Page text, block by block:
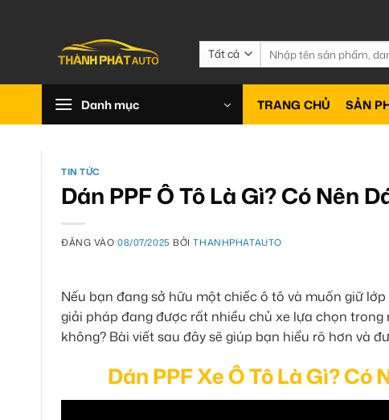
Tìm
kiếm:
Danh mục TRANG CHỦ SẢN
TIN TỨC
Dán PPF Ô Tô Là Gì? Có Nên
ĐĂNG VÀO08/07/2025 BỞITHANHPHATAUTO
Nếu bạn đang sở hữu một chiếc ô tô và muốn giữ
giải pháp đang được rất nhiều chủ xe lựa chọn trong
không? Bài viết sau đây sẽ giúp bạn hiểu rõ hơn và
Dán PPF Xe Ô Tô Là Gì?